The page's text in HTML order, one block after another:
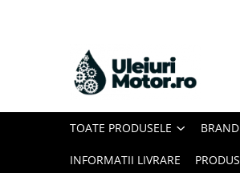
Toate Produsele
Uleiuri Motor
Uleiuri Motor Camioane
Uleiuri Motor Motociclete
TOATE PRODUSELE
INFORMATII LIVRARE